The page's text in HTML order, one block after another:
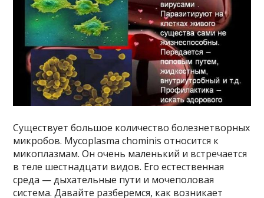
Существует большое количество болезнетворных
микробов. Mycoplasma chominis относится к
микоплазмам. Он очень маленький и встречается
в теле шестнадцати видов. Его естественная
среда — дыхательные пути и мочеполовая
система. Давайте разберемся, как возникает